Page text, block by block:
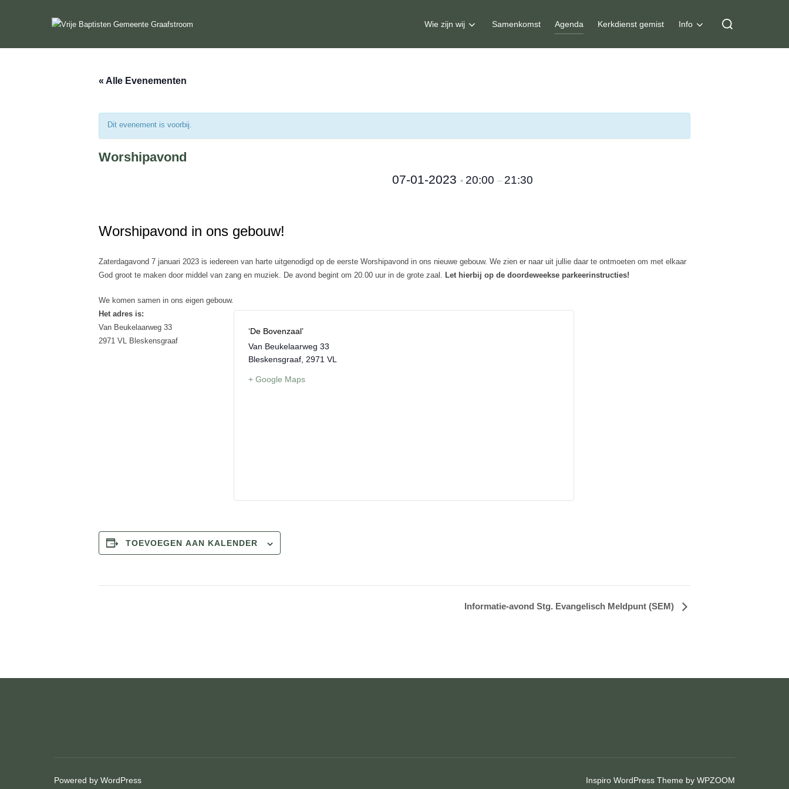
inhoud
Wie zijn wij Samenkomst Agenda Kerkdienst gemist Info
Zoek
naar:
« Alle Evenementen
Dit evenement is voorbij.
Worshipavond
07-01-2023 • 20:00 – 21:30
Worshipavond in ons gebouw!
Zaterdagavond 7 januari 2023 is iedereen van harte uitgenodigd op de eerste Worshipavond in ons nieuwe gebouw. We zien er naar uit jullie daar te ontmoeten om met elkaar
God groot te maken door middel van zang en muziek. De avond begint om 20.00 uur in de grote zaal. Let hierbij op de doordeweekse parkeerinstructies!
We komen samen in ons eigen gebouw.
Het adres is:
Van Beukelaarweg 33
2971 VL Bleskensgraaf
‘De Bovenzaal’
Van Beukelaarweg 33
Bleskensgraaf 2971 VL
+ Google Maps
TOEVOEGEN AAN KALENDER
N
Informatie-avond Stg. Evangelisch Meldpunt (SEM)
Powered by WordPress Inspiro WordPress Theme by WPZOOM